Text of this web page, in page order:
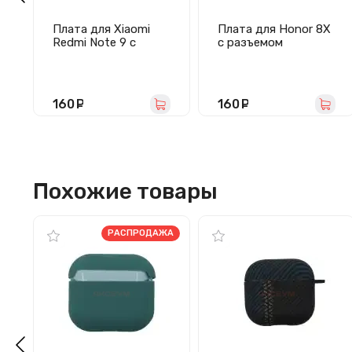
Плата для Xiaomi
Redmi Note 9 с
160
Плата для Honor 8X
с разъемом
160
Похожие товары
РАСПРОДАЖА